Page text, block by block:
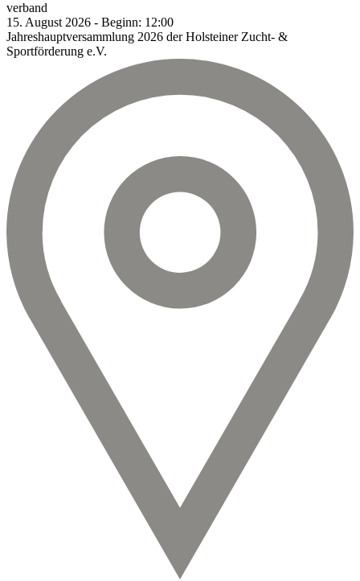
verband
15. August 2026 - Beginn: 12:00
Jahreshauptversammlung 2026 der Holsteiner Zucht- &
Sportförderung e.V.